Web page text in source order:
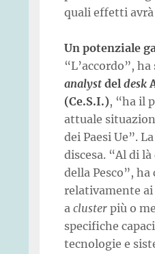
quali effetti avrà
Un potenziale
“L’accordo”,
analyst del desk
(Ce.S.I.), “ha il
attuale
dei Paesi Ue”.
discesa. “Al di
della Pesco”,
relativamente
a cluster più o
specifiche
tecnologie e